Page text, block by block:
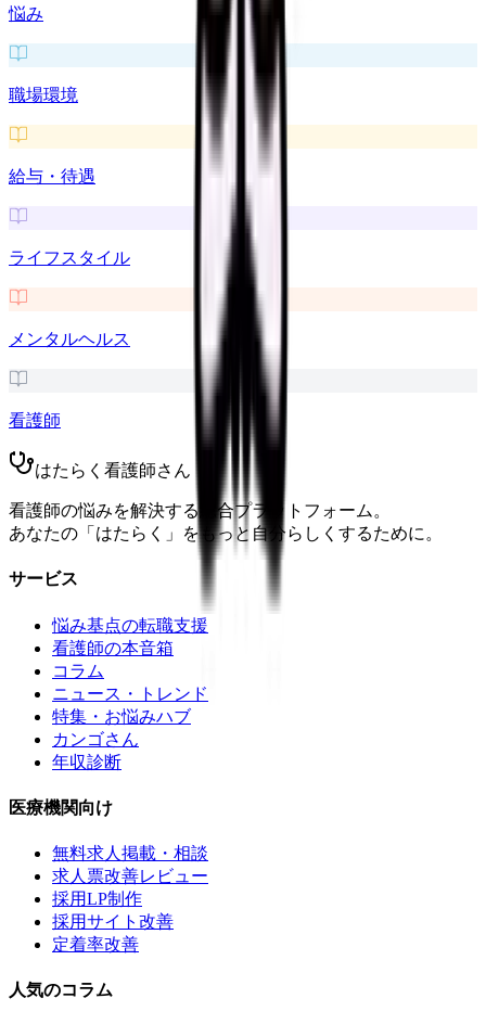
悩み
職場環境
給与・待遇
ライフスタイル
メンタルヘルス
看護師
はたらく看護師さん
看護師の悩みを解決する総合プラットフォーム。
あなたの「はたらく」をもっと自分らしくするために。
サービス
悩み基点の転職支援
看護師の本音箱
コラム
ニュース・トレンド
特集・お悩みハブ
カンゴさん
年収診断
医療機関向け
無料求人掲載・相談
求人票改善レビュー
採用LP制作
採用サイト改善
定着率改善
人気のコラム